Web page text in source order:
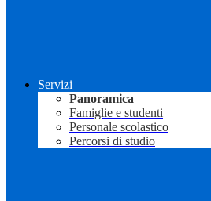
Servizi
Panoramica
Famiglie e studenti
Personale scolastico
Percorsi di studio